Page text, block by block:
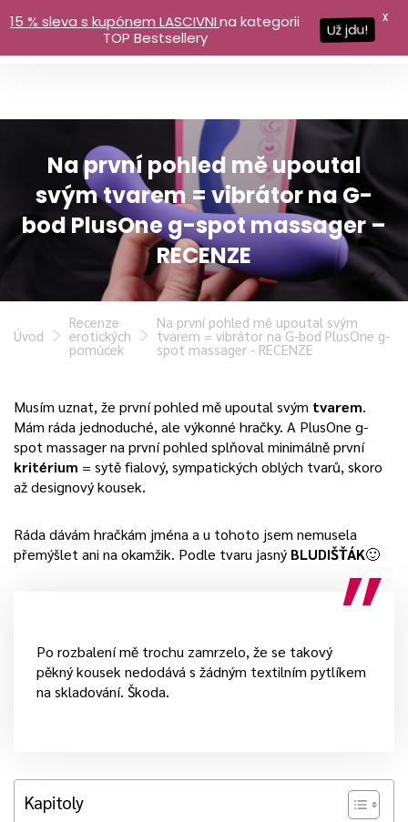
Na první pohled mě upoutal
svým tvarem = vibrátor na G-
bod PlusOne g-spot massager –
RECENZE
Úvod
Recenze
erotických
pomůcek
Na první pohled mě upoutal svým
tvarem = vibrátor na G-bod PlusOne g-
spot massager - RECENZE
Musím uznat, že první pohled mě upoutal svým tvarem.
Mám ráda jednoduché, ale výkonné hračky. A PlusOne g-
spot massager na první pohled splňoval minimálně první
kritérium = sytě fialový, sympatických oblých tvarů, skoro
až designový kousek.
Ráda dávám hračkám jména a u tohoto jsem nemusela
přemýšlet ani na okamžik. Podle tvaru jasný BLUDIŠŤÁK🙂
Po rozbalení mě trochu zamrzelo, že se takový
pěkný kousek nedodává s žádným textilním pytlíkem
na skladování. Škoda.
Kapitoly
15 % sleva s kupónem LASCIVNIna kategorii
TOP Bestsellery
Už jdu!
X